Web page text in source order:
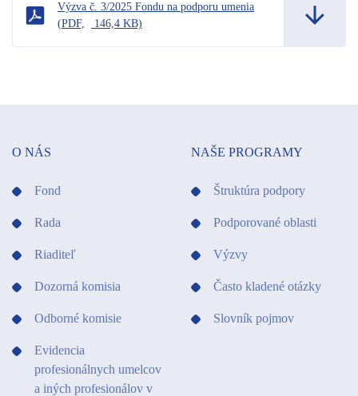
Výzva č. 3/2025 Fondu na podporu umenia
(PDF, 146,4 KB)
O NÁS
Fond
Rada
Riaditeľ
Dozorná komisia
Odborné komisie
Evidencia
profesionálnych umelcov
a iných profesionálov v
NAŠE PROGRAMY
Štruktúra podpory
Podporované oblasti
Výzvy
Často kladené otázky
Slovník pojmov